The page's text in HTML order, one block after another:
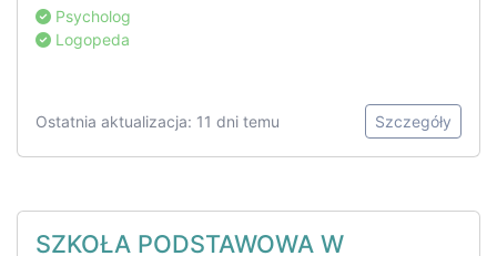
Psycholog
Logopeda
Ostatnia aktualizacja: 11 dni temu Szczegóły
SZKOŁA PODSTAWOWA W